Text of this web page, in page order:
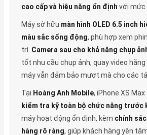
cao cấp và hiệu năng ổn định với mức
Máy sở hữu màn hình OLED 6.5 inch
màu sắc sống động, phù hợp xem
trí. Camera sau cho khả năng chụp
tốt nhu cầu chụp ảnh, quay video hằng
máy vẫn đảm bảo mượt mà cho các
Tại Hoàng Anh Mobile, iPhone XS
kiểm tra kỹ toàn bộ chức năng trước
máy hoạt động ổn định, kèm chính
hàng rõ ràng, giúp khách hàng yên